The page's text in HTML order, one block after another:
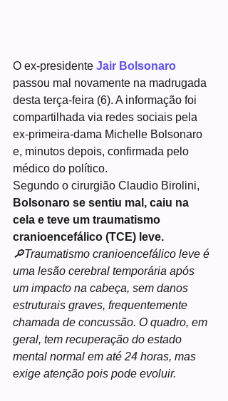
O ex-presidente Jair Bolsonaro
passou mal novamente na madrugada
desta terça-feira (6). A informação foi
compartilhada via redes sociais pela
ex-primeira-dama Michelle Bolsonaro
e, minutos depois, confirmada pelo
médico do político.
Segundo o cirurgião Claudio Birolini,
Bolsonaro se sentiu mal, caiu na
cela e teve um traumatismo
cranioencefálico (TCE) leve.
🔎Traumatismo cranioencefálico leve é
uma lesão cerebral temporária após
um impacto na cabeça, sem danos
estruturais graves, frequentemente
chamada de concussão. O quadro, em
geral, tem recuperação do estado
mental normal em até 24 horas, mas
exige atenção pois pode evoluir.